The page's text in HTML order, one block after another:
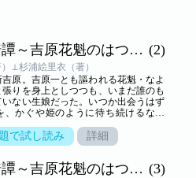
十六夜綺譚～吉原花魁のはつ恋～ 分冊版 (2)
⊥杉浦絵里衣（著）
原。吉原一とも謳われる花魁・なよ
りを身上としつつも、いまだ誰のも
ない生娘だった。いつか出会うはず
、かぐや姫のように待ち続けるなよ
孤独の花魁が知った“初めての恋”を
！
で試し読み 詳細
十六夜綺譚～吉原花魁のはつ恋～ 分冊版 (3)